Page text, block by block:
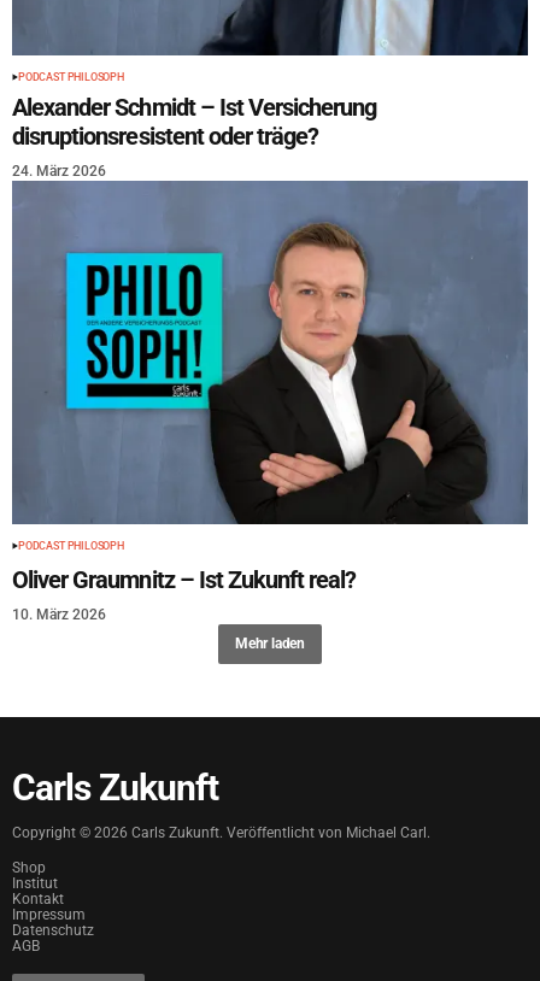
PODCAST PHILOSOPH
Alexander Schmidt – Ist Versicherung
disruptionsresistent oder träge?
24. März 2026
PODCAST PHILOSOPH
Oliver Graumnitz – Ist Zukunft real?
10. März 2026
Mehr laden
Carls Zukunft
Copyright © 2026 Carls Zukunft. Veröffentlicht von Michael Carl.
Shop
Institut
Kontakt
Impressum
Datenschutz
AGB